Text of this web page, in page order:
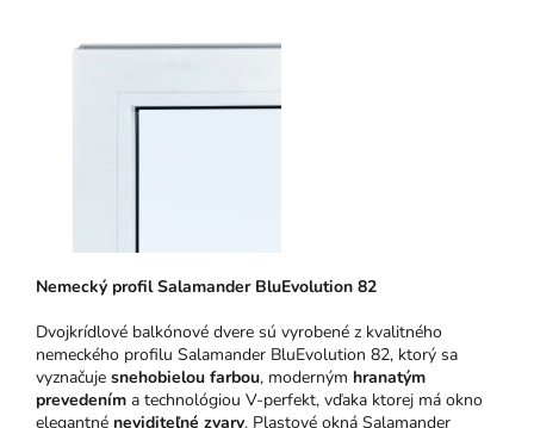
Nemecký profil Salamander BluEvolution 82
Dvojkrídlové balkónové dvere sú vyrobené z kvalitného
nemeckého profilu Salamander BluEvolution 82, ktorý sa
vyznačuje snehobielou farbou, moderným hranatým
prevedením a technológiou V-perfekt, vďaka ktorej má okno
elegantné neviditeľné zvary. Plastové okná Salamander